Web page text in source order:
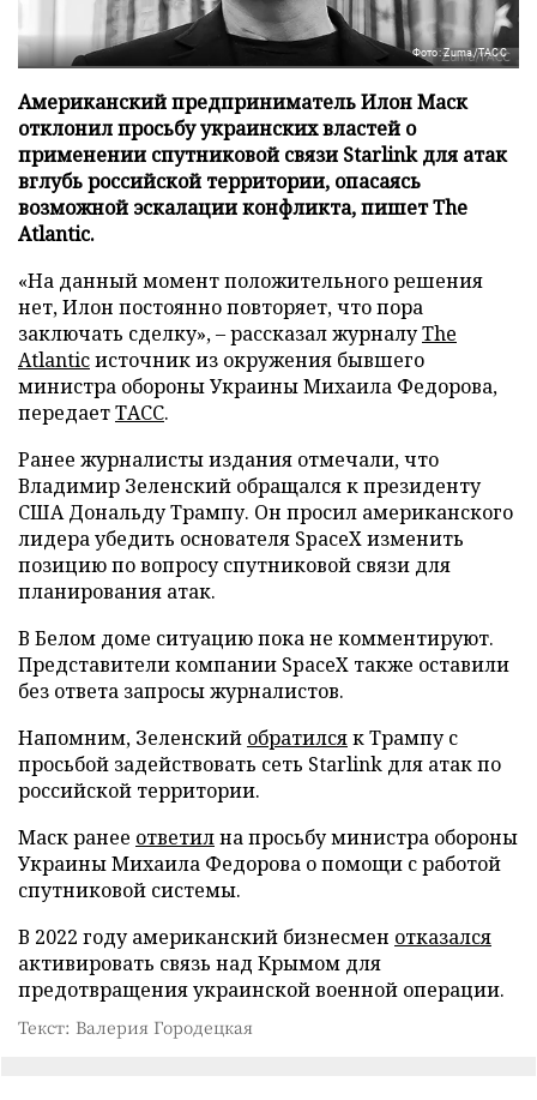
Фото: Zuma/ТАСС
Американский предприниматель Илон Маск
отклонил просьбу украинских властей о
применении спутниковой связи Starlink для атак
вглубь российской территории, опасаясь
возможной эскалации конфликта, пишет The
Atlantic.
«На данный момент положительного решения
нет, Илон постоянно повторяет, что пора
заключать сделку», – рассказал журналуThe
Atlanticисточник из окружения бывшего
министра обороны Украины Михаила Федорова,
передаетТАСС.
Ранее журналисты издания отмечали, что
Владимир Зеленский обращался к президенту
США Дональду Трампу. Он просил американского
лидера убедить основателя SpaceX изменить
позицию по вопросу спутниковой связи для
планирования атак.
В Белом доме ситуацию пока не комментируют.
Представители компании SpaceX также оставили
без ответа запросы журналистов.
Напомним, Зеленский обратилсяк Трампу с
просьбой задействовать сеть Starlink для атак по
российской территории.
Маск ранее ответилна просьбу министра обороны
Украины Михаила Федорова о помощи с работой
спутниковой системы.
В 2022 году американский бизнесмен отказался
активировать связь над Крымом для
предотвращения украинской военной операции.
Текст: Валерия Городецкая